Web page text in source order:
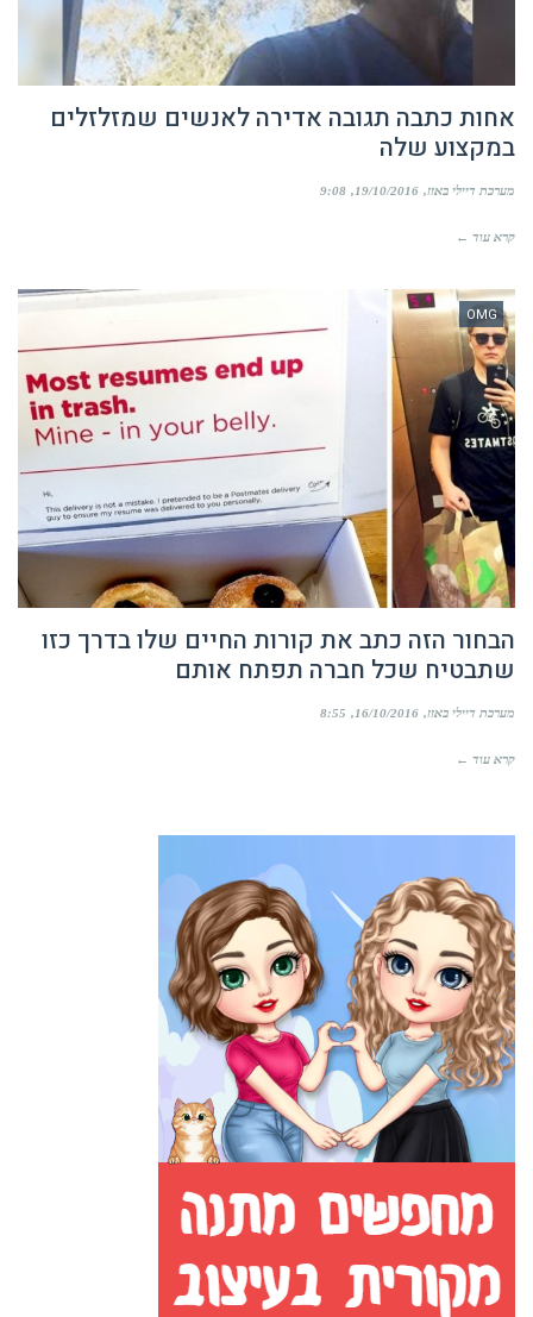
אחות כתבה תגובה אדירה לאנשים שמזלזלים
במקצוע שלה
מערכת דיילי באזז 19/10/2016
9:08
קרא עוד ←
OMG
הבחור הזה כתב את קורות החיים שלו בדרך כזו
שתבטיח שכל חברה תפתח אותם
מערכת דיילי באזז 16/10/2016
8:55
קרא עוד ←